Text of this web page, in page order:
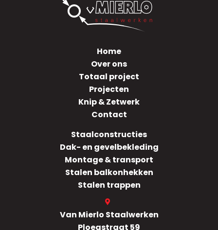
Home
Over ons
Totaal project
Projecten
Knip & Zetwerk
Contact
Staalconstructies
Dak- en gevelbekleding
Montage & transport
Stalen balkonhekken
Stalen trappen
Van Mierlo Staalwerken
Ploegstraat 59